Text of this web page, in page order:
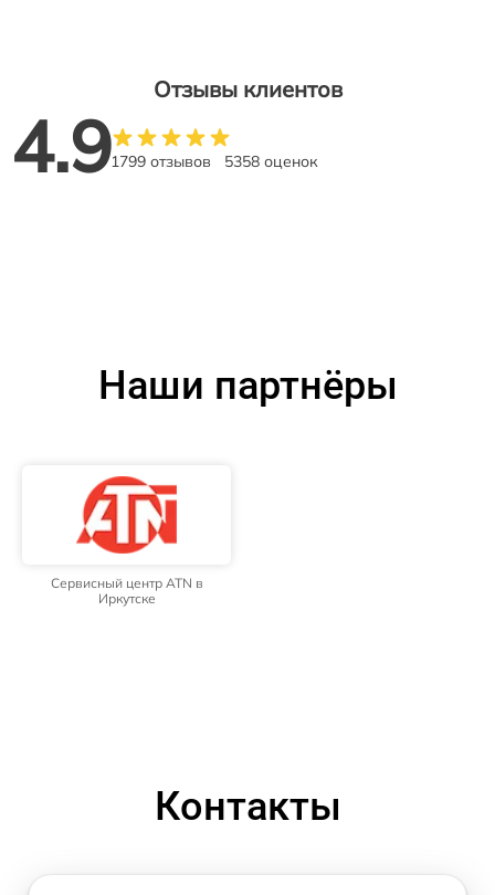
Отзывы клиентов
4.91799 отзывов 5358 оценок
Наши партнёры
Сервисный центр ATN в
Иркутске
Контакты